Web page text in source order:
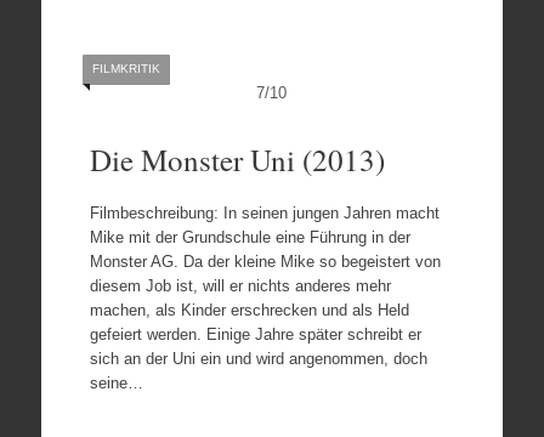
7/10
FILMKRITIK
Die Monster Uni (2013)
Filmbeschreibung: In seinen jungen Jahren macht
Mike mit der Grundschule eine Führung in der
Monster AG. Da der kleine Mike so begeistert von
diesem Job ist, will er nichts anderes mehr
machen, als Kinder erschrecken und als Held
gefeiert werden. Einige Jahre später schreibt er
sich an der Uni ein und wird angenommen, doch
seine…